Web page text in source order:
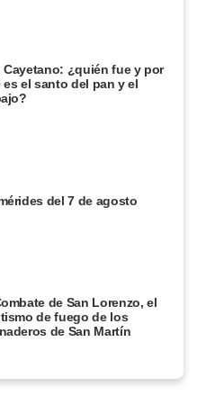
Cayetano: ¿quién fue y por
es el santo del pan y el
del 7 de agosto
de San Lorenzo, el
de fuego de los
de San Martín